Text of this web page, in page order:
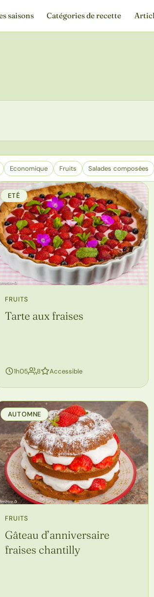
saisons Catégories de recette
Economique Fruits Salades composées
ETÉ
FRUITS
Tarte aux fraises
1h05 8personnes
Accessible
AUTOMNE
FRUITS
Gâteau d’anniversaire
fraises chantilly